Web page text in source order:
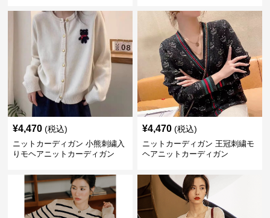
¥4,470 (税込)
ニットカーディガン 小熊刺繍入
りモヘアニットカーディガン
¥4,470 (税込)
ニットカーディガン 王冠刺繍モ
ヘアニットカーディガン